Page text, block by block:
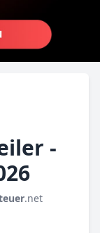
-
.net